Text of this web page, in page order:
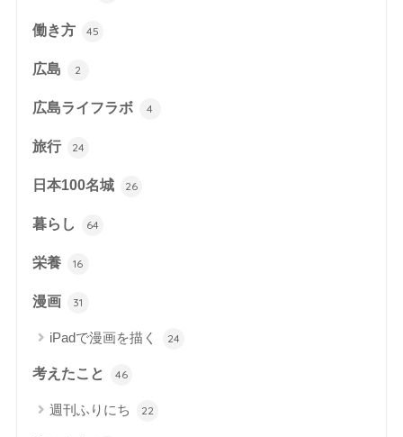
働き方 45
広島 2
広島ライフラボ 4
旅行 24
日本100名城 26
暮らし 64
栄養 16
漫画 31
iPadで漫画を描く 24
考えたこと 46
週刊ふりにち 22